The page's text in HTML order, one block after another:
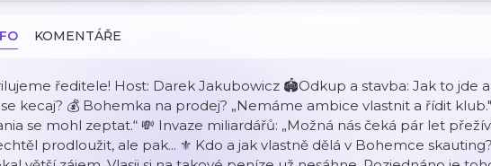
KOMENTÁŘE
ředitele! Host: Darek Jakubowicz 🏟️Odkup a stavba: Jak to jde
kecaj? 💰 Bohemka na prodej? „Nemáme ambice vlastnit a řídit
se mohl zeptat.“ 💸 Invaze miliardářů: „Možná nás čeká pár let
prodloužit, ale pak... ⚜️ Kdo a jak vlastně dělá v Bohemce skauting?